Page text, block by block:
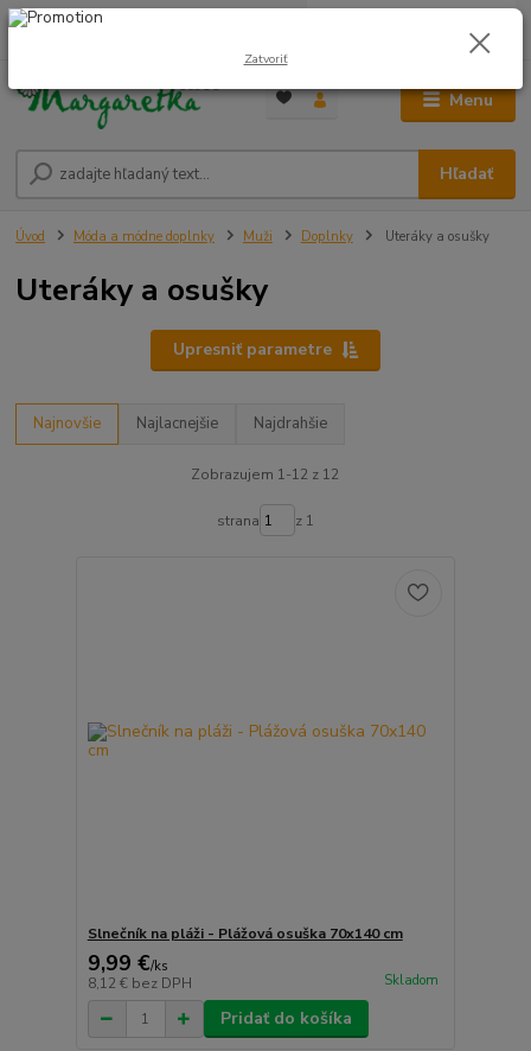
Menu
Hľadať
0948 236 042
0,00 €
Úvod Móda a módne doplnky Muži Doplnky Uteráky a osušky
Uteráky a osušky
Upresniť parametre
Najnovšie Najlacnejšie Najdrahšie
Zobrazujem 1-12 z 12
strana z 1
Slnečník na pláži - Plážová osuška 70x140 cm
9,99 €/ks
8,12 € bez DPH Skladom
Pridať do košíka
Zatvoriť